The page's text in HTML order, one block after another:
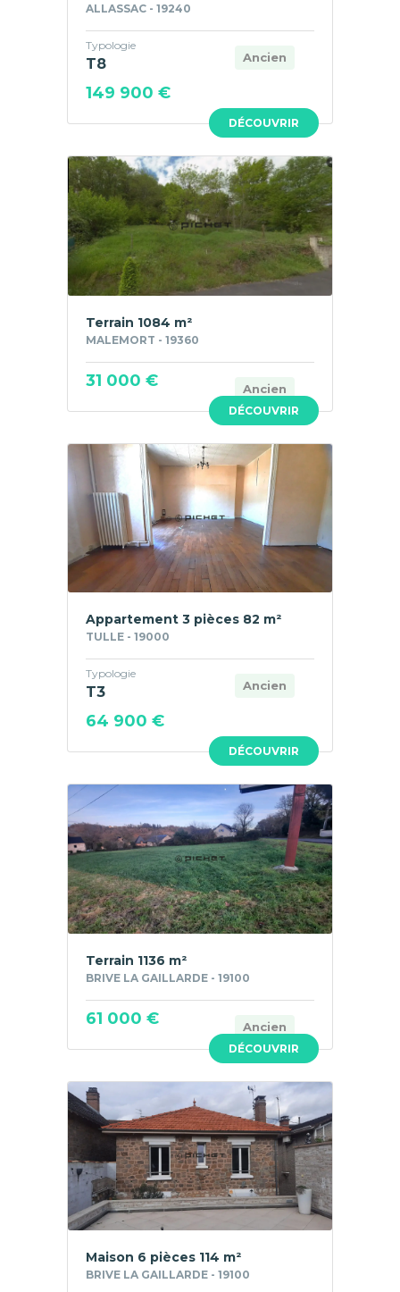
DÉCOUVRIR
ALLASSAC - 19240
Ancien
Typologie
T8
149 900 €
DÉCOUVRIR
Terrain 1084 m²
MALEMORT - 19360
Ancien
31 000 €
DÉCOUVRIR
Appartement 3 pièces 82 m²
TULLE - 19000
Ancien
Typologie
T3
64 900 €
DÉCOUVRIR
Terrain 1136 m²
BRIVE LA GAILLARDE - 19100
Ancien
61 000 €
Maison 6 pièces 114 m²
BRIVE LA GAILLARDE - 19100